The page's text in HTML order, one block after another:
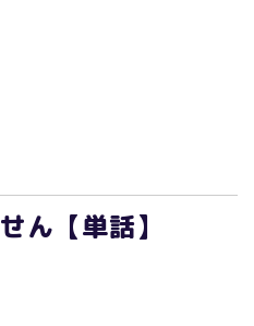
ん【単話】